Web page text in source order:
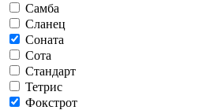
Самба
Сланец
Соната
Сота
Стандарт
Тетрис
Фокстрот